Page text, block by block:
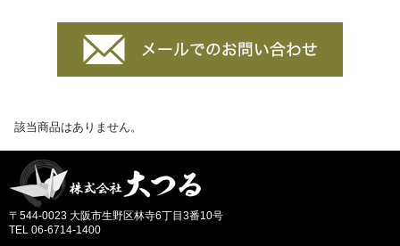
該当商品はありません。
〒544-0023 大阪市生野区林寺6丁目3番10号
TEL 06-6714-1400